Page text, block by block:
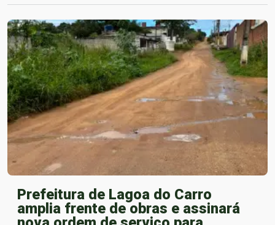
Prefeitura de Lagoa do Carro
amplia frente de obras e assinará